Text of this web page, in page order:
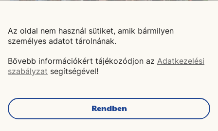
2023. OKTÓBER 13.
Az oldal nem használ sütiket, amik bármilyen
személyes adatot tárolnának.
Bővebb információkért tájékozódjon az Adatkezelési
szabályzat segítségével!
Rendben